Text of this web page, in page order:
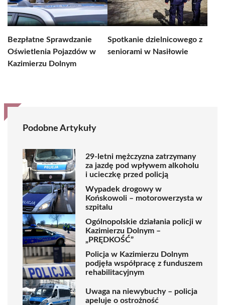
Bezpłatne Sprawdzanie
Oświetlenia Pojazdów w
Kazimierzu Dolnym
Spotkanie dzielnicowego z
seniorami w Nasiłowie
Podobne Artykuły
29-letni mężczyzna zatrzymany
za jazdę pod wpływem alkoholu
i ucieczkę przed policją
Wypadek drogowy w
Końskowoli – motorowerzysta w
szpitalu
Ogólnopolskie działania policji w
Kazimierzu Dolnym –
„PRĘDKOŚĆ”
Policja w Kazimierzu Dolnym
podjęła współpracę z funduszem
rehabilitacyjnym
Uwaga na niewybuchy – policja
apeluje o ostrożność